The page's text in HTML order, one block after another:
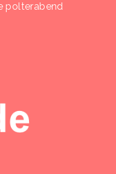
polterabend